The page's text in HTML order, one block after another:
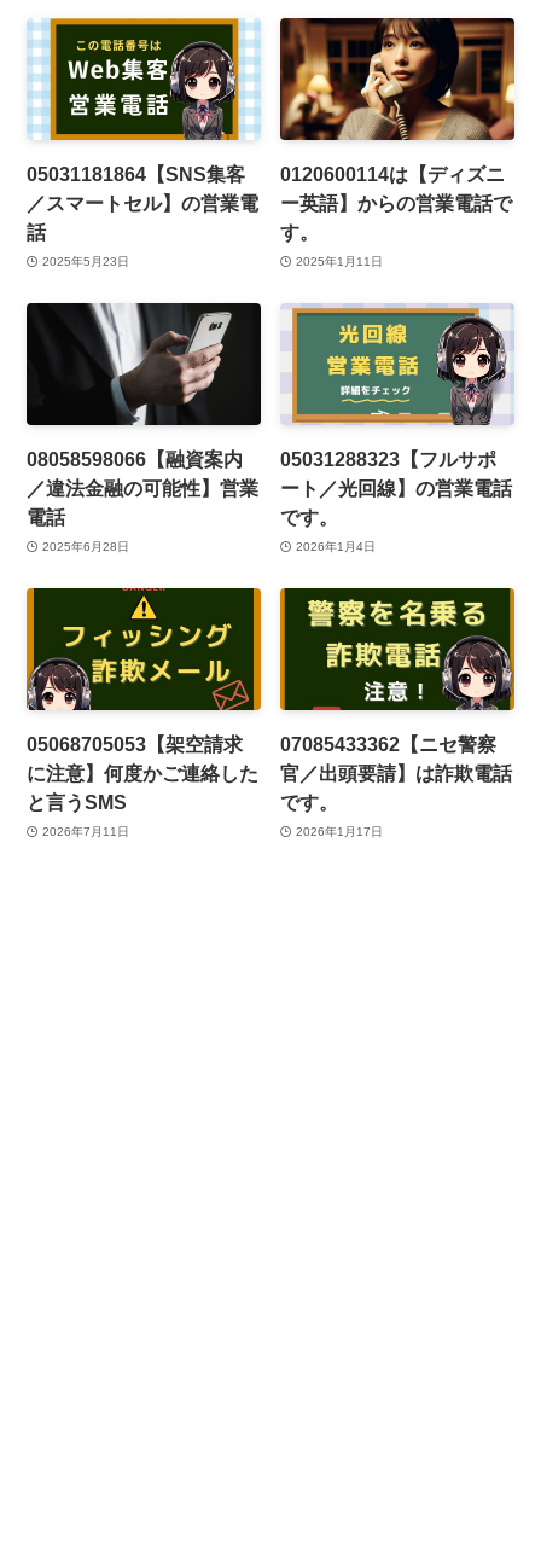
05031181864【SNS集客
／スマートセル】の営業電
話
2025年5月23日
0120600114は【ディズニ
ー英語】からの営業電話で
す。
2025年1月11日
08058598066【融資案内
／違法金融の可能性】営業
電話
2025年6月28日
05031288323【フルサポ
ート／光回線】の営業電話
です。
2026年1月4日
05068705053【架空請求
に注意】何度かご連絡した
と言うSMS
2026年7月11日
07085433362【ニセ警察
官／出頭要請】は詐欺電話
です。
2026年1月17日